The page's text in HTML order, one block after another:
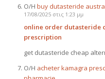
Ο/Η buy dutasteride
17/08/2025 στις 1:23 μμ
online order dutasteride
prescription
get dutasteride cheap
Ο/Η acheter kamagra